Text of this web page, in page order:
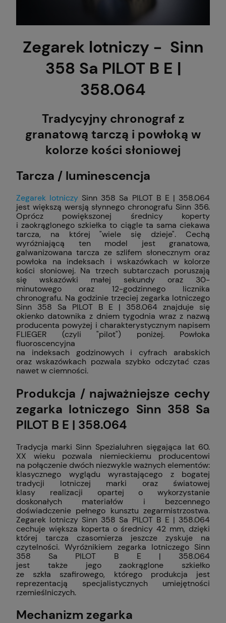
Zegarek lotniczy - Sinn
358 Sa PILOT B E |
358.064
Tradycyjny chronograf z
granatową tarczą i powłoką w
kolorze kości słoniowej
Tarcza / luminescencja
Zegarek lotniczy Sinn 358 Sa PILOT B E | 358.064
jest większą wersją słynnego chronografu Sinn 356.
Oprócz powiększonej średnicy koperty
i zaokrąglonego szkiełka to ciągle ta sama ciekawa
tarcza, na której "wiele się dzieje". Cechą
wyróżniającą ten model jest granatowa,
galwanizowana tarcza ze szlifem słonecznym oraz
powłoka na indeksach i wskazówkach w kolorze
kości słoniowej. Na trzech subtarczach poruszają
się wskazówki małej sekundy oraz 30-
minutowego oraz 12-godzinnego licznika
chronografu. Na godzinie trzeciej zegarka lotniczego
Sinn 358 Sa PILOT B E | 358.064 znajduje się
okienko datownika z dniem tygodnia wraz z nazwą
producenta powyżej i charakterystycznym napisem
FLIEGER (czyli "pilot") poniżej. Powłoka
fluoroscencyjna
na indeksach godzinowych i cyfrach arabskich
oraz wskazówkach pozwala szybko odczytać czas
nawet w ciemności.
Produkcja / najważniejsze cechy
zegarka lotniczego Sinn 358 Sa
PILOT B E | 358.064
Tradycja marki Sinn Spezialuhren sięgająca lat 60.
XX wieku pozwala niemieckiemu producentowi
na połączenie dwóch niezwykle ważnych elementów:
klasycznego wyglądu wyrastającego z bogatej
tradycji lotniczej marki oraz światowej
klasy realizacji opartej o wykorzystanie
doskonałych materiałów i bezcennego
doświadczenie pełnego kunsztu zegarmistrzostwa.
Zegarek lotniczy Sinn 358 Sa PILOT B E | 358.064
cechuje większa koperta o średnicy 42 mm, dzięki
której tarcza czasomierza jeszcze zyskuje na
czytelności. Wyróżnikiem zegarka lotniczego Sinn
358 Sa PILOT B E | 358.064
jest także jego zaokrąglone szkiełko
ze szkła szafirowego, którego produkcja jest
reprezentacją specjalistycznych umiejętności
rzemieślniczych.
Mechanizm zegarka